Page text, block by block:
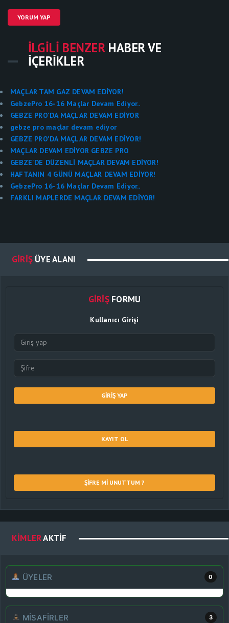
YORUM YAP
İLGILI BENZERHABER VE
İÇERIKLER
MAÇLAR TAM GAZ DEVAM EDİYOR!
GebzePro 16-16 Maçlar Devam Ediyor..
GEBZE PRO'DA MAÇLAR DEVAM EDİYOR
gebze pro maçlar devam ediyor
GEBZE PRO'DA MAÇLAR DEVAM EDİYOR!
MAÇLAR DEVAM EDİYOR GEBZE PRO
GEBZE'DE DÜZENLİ MAÇLAR DEVAM EDİYOR!
HAFTANIN 4 GÜNÜ MAÇLAR DEVAM EDİYOR!
GebzePro 16-16 Maçlar Devam Ediyor..
FARKLI MAPLERDE MAÇLAR DEVAM EDİYOR!
GIRIŞ ÜYE ALANI
GIRIŞFORMU
Kullanıcı Girişi
GIRIŞ YAP
KAYIT OL
ŞIFRE MI UNUTTUM ?
KIMLERAKTIF
ÜYELER 0
MISAFIRLER 3